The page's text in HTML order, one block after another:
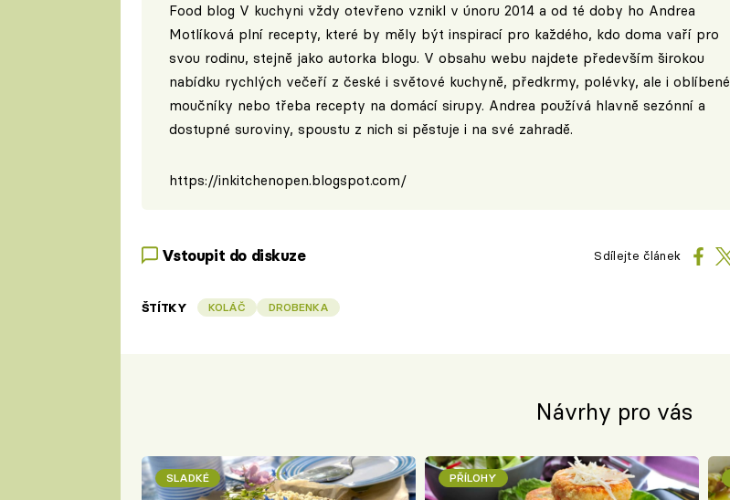
Food blog V kuchyni vždy otevřeno vznikl v únoru 2014 a od té doby ho Andrea
Motlíková plní recepty, které by měly být inspirací pro každého, kdo doma vaří pro
svou rodinu, stejně jako autorka blogu. V obsahu webu najdete především širokou
nabídku rychlých večeří z české i světové kuchyně, předkrmy, polévky, ale i oblíbené
moučníky nebo třeba recepty na domácí sirupy. Andrea používá hlavně sezónní a
dostupné suroviny, spoustu z nich si pěstuje i na své zahradě.
https://inkitchenopen.blogspot.com/
Vstoupit do diskuze Sdílejte článek
ŠTÍTKY KOLÁČ DROBENKA
Návrhy pro vás
SLADKÉ PŘÍLOHY